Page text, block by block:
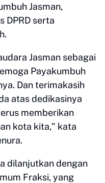
Jasman,
DPRD serta
Jasman sebagai
Payakumbuh
Dan terimakasih
atas dedikasinya
memberikan
kota kita," kata
dilanjutkan dengan
Fraksi, yang